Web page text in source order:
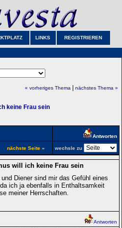
LINKS REGISTRIEREN
« vorheriges Thema nächstes Thema »
keine Frau sein
Antworten
nächste Seite » wechsle zu
will ich keine Frau sein
Diener sind mir das Gefühl eines
ich ja ebenfalls in Enthaltsamkeit
meiner Herrschaften.
Antworten